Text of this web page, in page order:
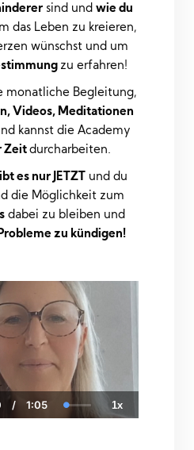
sind und wie du
das Leben zu kreieren,
wünschst und um
zu erfahren!
monatliche Begleitung,
Videos, Meditationen
kannst die Academy
Zeitdurcharbeiten.
es nur JETZT und du
die Möglichkeit zum
dabei zu bleiben und
zu kündigen!
/ Duration
1:05 Loaded
0.00%
1xPlayback
Rate